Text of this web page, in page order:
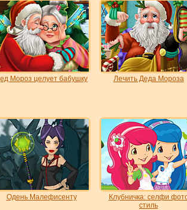
Мороз целует бабушку Лечить Деда Мороза
Одень Малефисенту
Клубничка: селфи
стиль